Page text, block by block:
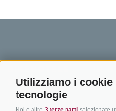
Utilizziamo i cookie
tecnologie
Noi e altre 3 terze parti selezionate
SÜDTIROL
Hotel & pacchetti